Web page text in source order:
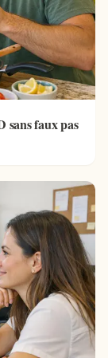
sans faux pas